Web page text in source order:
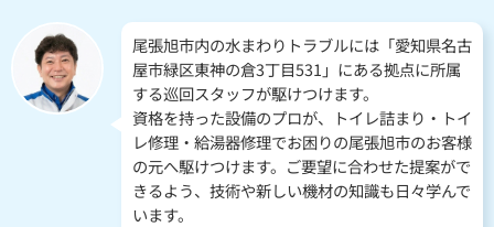
尾張旭市内の水まわりトラブルには「愛知県名古
屋市緑区東神の倉3丁目531」にある拠点に所属
する巡回スタッフが駆けつけます。
資格を持った設備のプロが、トイレ詰まり・トイ
レ修理・給湯器修理でお困りの尾張旭市のお客様
の元へ駆けつけます。ご要望に合わせた提案がで
きるよう、技術や新しい機材の知識も日々学んで
います。